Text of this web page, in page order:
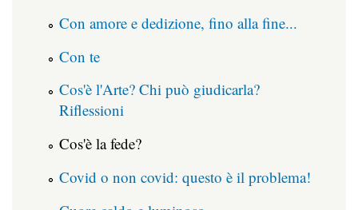
Con amore e dedizione, fino alla fine...
Con te
Cos'è l'Arte? Chi può giudicarla?
Riflessioni
Cos'è la fede?
Covid o non covid: questo è il problema!